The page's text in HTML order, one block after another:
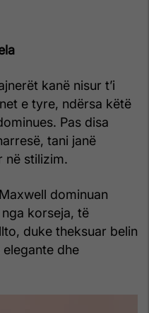
kanë nisur t’i
e tyre, ndërsa këtë
Pas disa
tani janë
në stilizim.
dominuan
korseja, të
duke theksuar belin
dhe